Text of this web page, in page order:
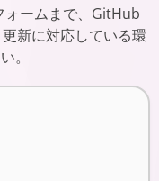
ォームまで、GitHub
新に対応している環
。